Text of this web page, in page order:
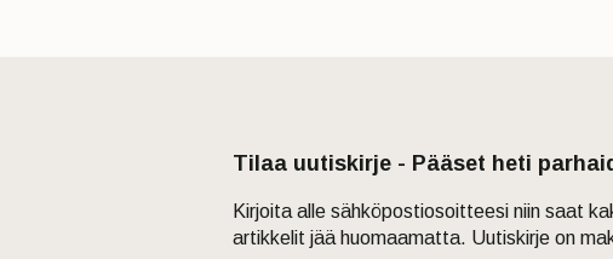
Tilaa uutiskirje - Pääset heti
Kirjoita alle sähköpostiosoitteesi niin saat
artikkelit jää huomaamatta. Uutiskirje on